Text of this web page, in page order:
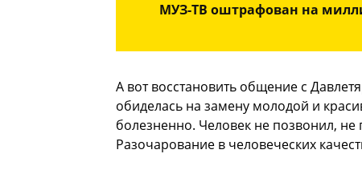
МУЗ-ТВ оштрафован на
А вот восстановить общение с
обиделась на замену молодой и
болезненно. Человек не позвонил,
Разочарование в человеческих